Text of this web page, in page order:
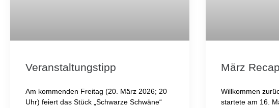
Veranstaltungstipp
Am kommenden Freitag (20. März 2026; 20
Uhr) feiert das Stück „Schwarze Schwäne“
März Recap
Willkommen
startete am 16.